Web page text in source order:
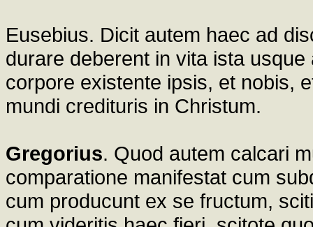
Eusebius. Dicit autem haec ad
durare deberent in vita ista
corpore existente ipsis, et nobis,
mundi credituris in Christum.
Gregorius. Quod autem calcari
comparatione manifestat cum
cum producunt ex se fructum,